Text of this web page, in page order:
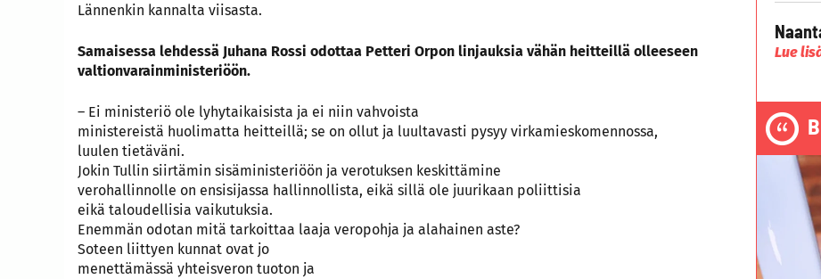
Lännenkin kannalta viisasta.
Samaisessa lehdessä Juhana Rossi odottaa Petteri Orpon linjauksia vähän heitteillä olleeseen
valtionvarainministeriöön.
– Ei ministeriö ole lyhytaikaisista ja ei niin vahvoista
ministereistä huolimatta heitteillä; se on ollut ja luultavasti pysyy virkamieskomennossa,
luulen tietäväni.
Jokin Tullin siirtämin sisäministeriöön ja verotuksen keskittämine
verohallinnolle on ensisijassa hallinnollista, eikä sillä ole juurikaan poliittisia
eikä taloudellisia vaikutuksia.
Enemmän odotan mitä tarkoittaa laaja veropohja ja alahainen aste?
Soteen liittyen kunnat ovat jo
menettämässä yhteisveron tuoton ja
Lue